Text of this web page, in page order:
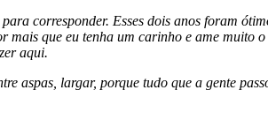
corresponder. Esses dois anos foram
que eu tenha um carinho e ame muito
aqui.
aspas, largar, porque tudo que a gente